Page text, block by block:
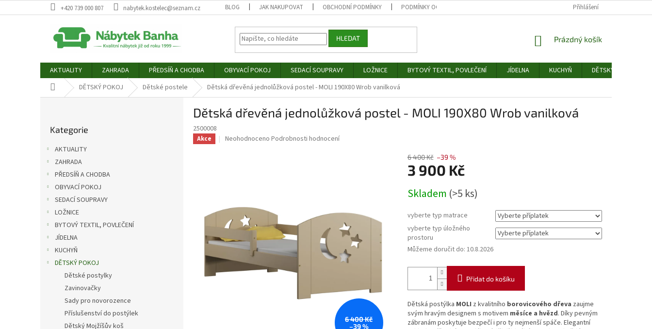
na
+420 739 000 807 nabytek.kostelec@seznam.cz BLOG JAK NAKUPOVAT OBCHODNÍ PODMÍNKY PODMÍNKY OCHRANY OSOBNÍCH ÚDAJŮ ODSTOUPENÍ OD SMLOUVY
Přihlášení
HLEDAT
NÁKUPNÍ
Prázdný košík
AKTUALITY ZAHRADA PŘEDSÍŇ A CHODBA OBYVACÍ POKOJ SEDACÍ SOUPRAVY LOŽNICE BYTOVÝ TEXTIL, POVLEČENÍ JÍDELNA KUCHYŇ
DĚTSKÝ POKOJ
Domů DĚTSKÝ POKOJ Dětské postele Dětská dřevěná jednolůžková postel - MOLI 190X80 Wrob vanilková
kategorie
Kategorie
AKTUALITY
ZAHRADA
PŘEDSÍŇ A CHODBA
OBYVACÍ POKOJ
SEDACÍ SOUPRAVY
LOŽNICE
BYTOVÝ TEXTIL, POVLEČENÍ
JÍDELNA
KUCHYŇ
DĚTSKÝ POKOJ
Dětské postylky
Zavinovačky
Sady pro novorozence
Příslušenství do postýlek
Dětský Mojžíšův koš
Dětská dřevěná jednolůžková postel - MOLI 190X80 Wrob vanilková
2500008
Akce
Průměrné
Neohodnoceno Podrobnosti hodnocení
6 400 Kč
–39 %
6 400 Kč –39 %
3 900 Kč
cena:
Skladem (>5 ks)
vyberte typ matrace
vyberte typ úložného
prostoru
Můžeme doručit do: 10.8.2026
Přidat do košíku
Dětská postýlka MOLI z kvalitního borovicového dřeva zaujme
svým hravým designem s motivem měsíce a hvězd. Díky pevným
zábranám poskytuje bezpečí i pro ty nejmenší spáče. Elegantní